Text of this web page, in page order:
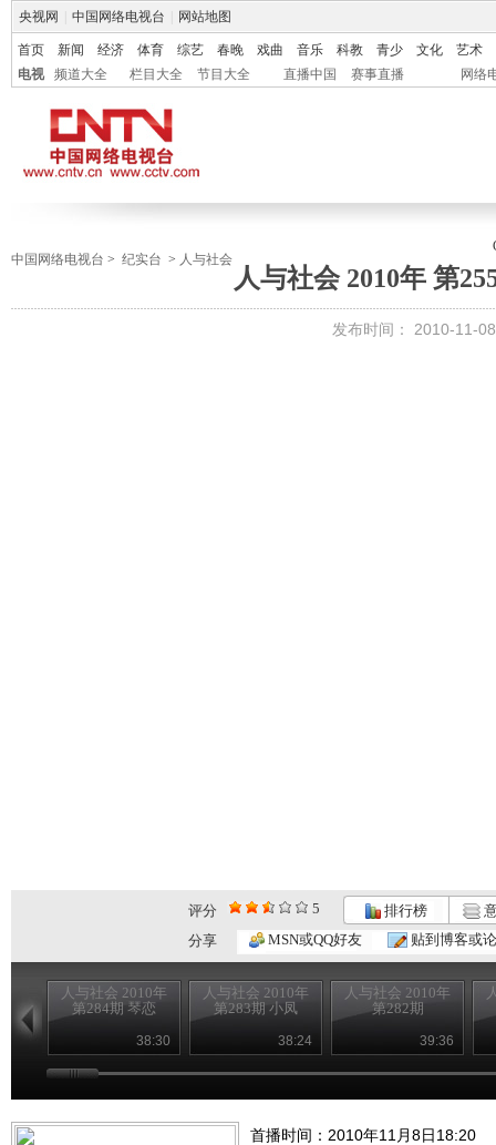
央视网 中国网络电视台 网站地图
首页 新闻 经济 体育 综艺 春晚 戏曲 音乐 科教 青少 文化
艺术
电视
频道大全 栏目大全 节目大全 直播中国 赛事直播 网络
中国网络电视台 > 纪实台 > 人与社会
人与社会 2010年 第
发布时间： 2010-11-
评分 5 排行榜
分享
MSN或QQ好友 贴到博客或
人与社会 2010年
第284期 琴恋
38:30
人与社会 2010年
第283期 小凤
38:24
人与社会 2010年
第282期
39:36
首播时间：2010年11月8日18:20